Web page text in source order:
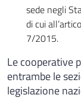
sede negli
di cui
7/2015.
Le cooperative
entrambe le
legislazione